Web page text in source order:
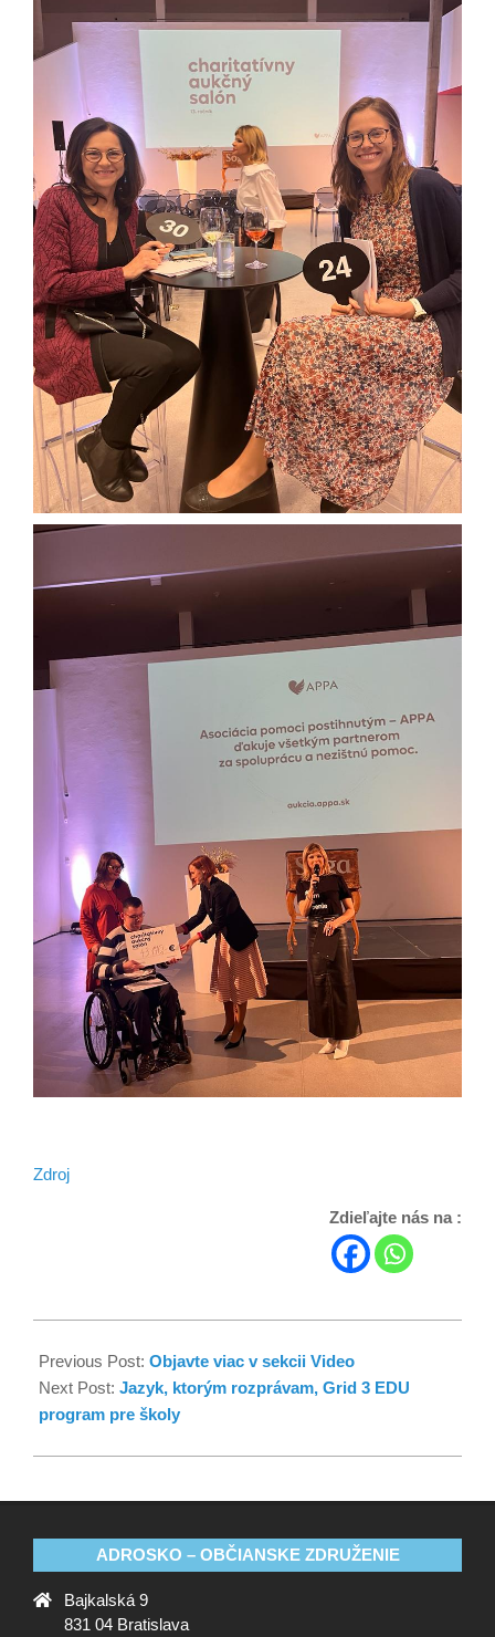
Zdroj
Zdieľajte nás na :
Previous Post: Objavte viac v sekcii Video
Next Post: Jazyk, ktorým rozprávam, Grid 3 EDU
program pre školy
ADROSKO – OBČIANSKE ZDRUŽENIE
Bajkalská 9
831 04 Bratislava